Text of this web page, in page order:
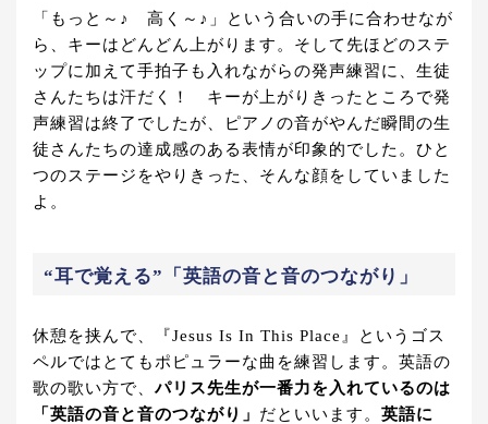
「もっと～♪ 高く～♪」という合いの手に合わせなが
ら、キーはどんどん上がります。そして先ほどのステ
ップに加えて手拍子も入れながらの発声練習に、生徒
さんたちは汗だく！ キーが上がりきったところで発
声練習は終了でしたが、ピアノの音がやんだ瞬間の生
徒さんたちの達成感のある表情が印象的でした。ひと
つのステージをやりきった、そんな顔をしていました
よ。
“耳で覚える”「英語の音と音のつながり」
休憩を挟んで、『Jesus Is In This Place』というゴス
ペルではとてもポピュラーな曲を練習します。英語の
歌の歌い方で、パリス先生が一番力を入れているのは
「英語の音と音のつながり」 だといいます。 英語に